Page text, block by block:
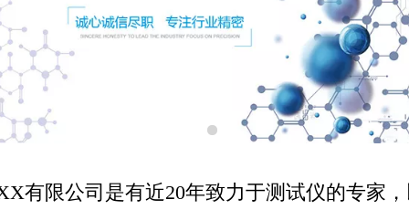
有限公司是有近20年致力于测试仪的专家